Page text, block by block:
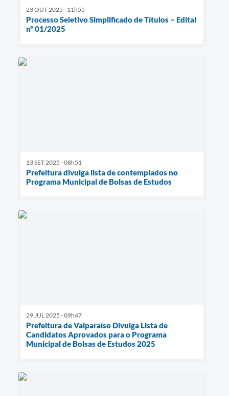
23 OUT 2025 - 11h55
Processo Seletivo Simplificado de Títulos – Edital
nº 01/2025
13 SET 2025 - 08h51
Prefeitura divulga lista de contemplados no
Programa Municipal de Bolsas de Estudos
29 JUL 2025 - 09h47
Prefeitura de Valparaíso Divulga Lista de
Candidatos Aprovados para o Programa
Municipal de Bolsas de Estudos 2025